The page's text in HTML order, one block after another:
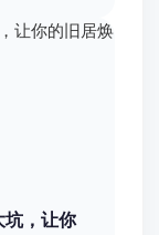
，让你